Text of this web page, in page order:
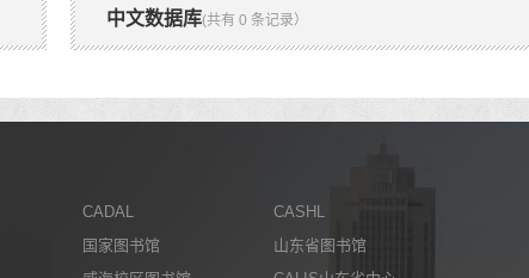
中文数据库(共有 0 条记录）
CADAL
CASHL
国家图书馆
山东省图书馆